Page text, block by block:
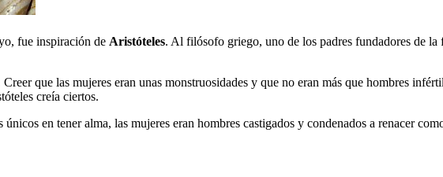
fue inspiración de Aristóteles. Al filósofo griego, uno de los padres fundadores de
que las mujeres eran unas monstruosidades y que no eran más que hombres
creía ciertos.
en tener alma, las mujeres eran hombres castigados y condenados a renacer